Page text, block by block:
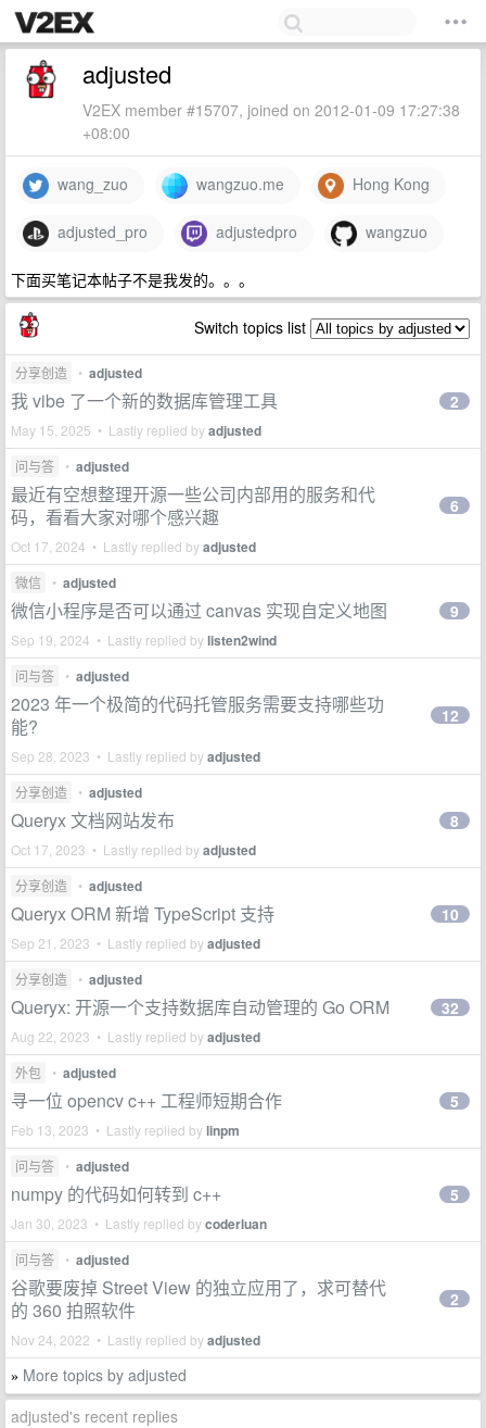
adjusted
V2EX member #15707, joined on 2012-01-09 17:27:38
+08:00
wang_zuo wangzuo.me Hong Kong
adjusted_pro adjustedpro wangzuo
下面买笔记本帖子不是我发的。。。
Switch topics list
分享创造 • adjusted
我 vibe 了一个新的数据库管理工具
May 15, 2025 • Lastly replied byadjusted
2
问与答 • adjusted
最近有空想整理开源一些公司内部用的服务和代
码，看看大家对哪个感兴趣
Oct 17, 2024 • Lastly replied byadjusted
6
微信 • adjusted
微信小程序是否可以通过 canvas 实现自定义地图
Sep 19, 2024 • Lastly replied bylisten2wind
9
问与答 • adjusted
2023 年一个极简的代码托管服务需要支持哪些功
能?
Sep 28, 2023 • Lastly replied byadjusted
12
分享创造 • adjusted
Queryx 文档网站发布
Oct 17, 2023 • Lastly replied byadjusted
8
分享创造 • adjusted
Queryx ORM 新增 TypeScript 支持
Sep 21, 2023 • Lastly replied byadjusted
10
分享创造 • adjusted
Queryx: 开源一个支持数据库自动管理的 Go ORM
Aug 22, 2023 • Lastly replied byadjusted
32
外包 • adjusted
寻一位 opencv c++ 工程师短期合作
Feb 13, 2023 • Lastly replied bylinpm
5
问与答 • adjusted
numpy 的代码如何转到 c++
Jan 30, 2023 • Lastly replied bycoderluan
5
问与答 • adjusted
谷歌要废掉 Street View 的独立应用了，求可替代
的 360 拍照软件
Nov 24, 2022 • Lastly replied byadjusted
2
» More topics by adjusted
adjusted's recent replies